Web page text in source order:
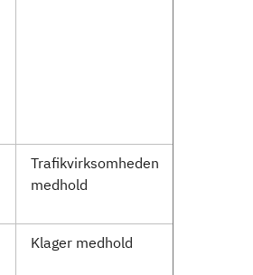
Trafikvirksomheden
medhold
Klager medhold